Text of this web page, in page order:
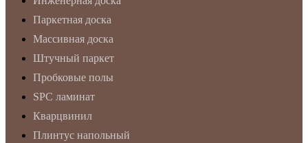
Паркетная доска
Массивная доска
Штучный паркет
Пробковые полы
SPC ламинат
Кварцвинил
Плинтус напольный